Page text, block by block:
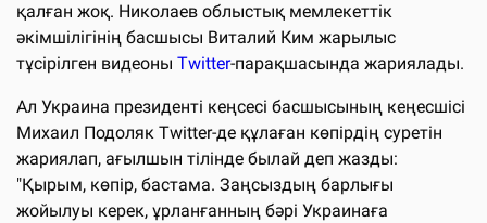
қалған жоқ. Николаев облыстық мемлекеттік
әкімшілігінің басшысы Виталий Ким жарылыс
тұсірілген видеоны Twitter-парақшасында жариялады.
Ал Украина президенті кеңсесі басшысының кеңесшісі
Михаил Подоляк Twitter-де құлаған көпірдің суретін
жариялап, ағылшын тілінде былай деп жазды:
"Қырым, көпір, бастама. Заңсыздың барлығы
жойылуы керек, ұрланғанның бәрі Украинаға